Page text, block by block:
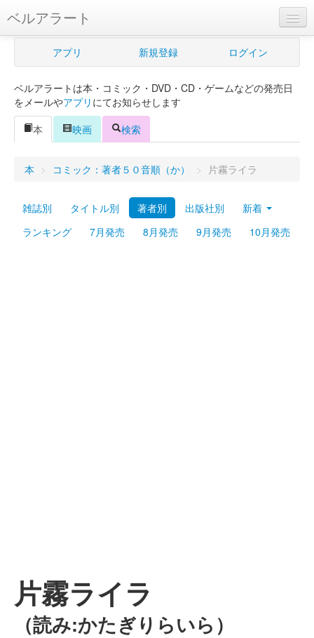
ベルアラート
ベルアラートとは
新規登録
ログイン
Myシェルフ
プレミアム
アプリ 新規登録 ログイン
ベルアラートは本・コミック・DVD・CD・ゲームなどの発売日
をメールやアプリ にてお知らせします
本
映画 検索
本 > コミック：著者５０音順（か） > 片霧ライラ
雑誌別 タイトル別 著者別 出版社別
新着
ランキング
7月発売 8月発売 9月発売 10月発売
片霧ライラ
（読み:かたぎりらいら）